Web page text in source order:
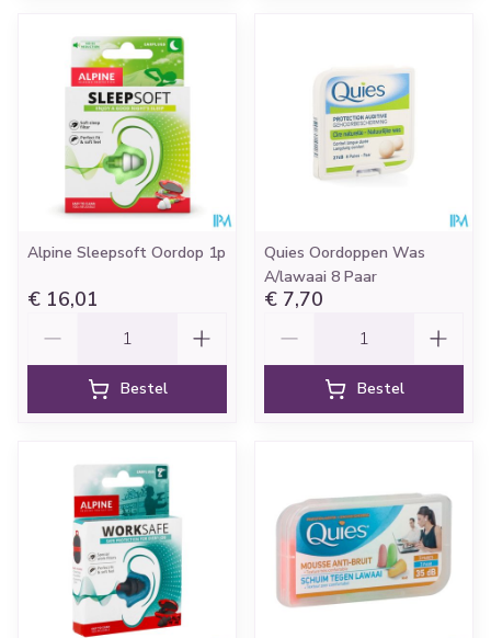
Alpine Sleepsoft Oordop 1p
€ 16,01
Bestel
Quies Oordoppen Was
A/lawaai 8 Paar
€ 7,70
Bestel